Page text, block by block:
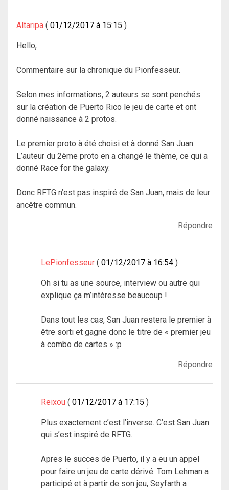
Altaripa 01/12/2017 à 15:15
Hello,
Commentaire sur la chronique du Pionfesseur.
Selon mes informations, 2 auteurs se sont penchés
sur la création de Puerto Rico le jeu de carte et ont
donné naissance à 2 protos.
Le premier proto à été choisi et à donné San Juan.
L’auteur du 2ème proto en a changé le thème, ce qui a
donné Race for the galaxy.
Donc RFTG n’est pas inspiré de San Juan, mais de leur
ancêtre commun.
Répondre
LePionfesseur 01/12/2017 à 16:54
Oh si tu as une source, interview ou autre qui
explique ça m’intéresse beaucoup !
Dans tout les cas, San Juan restera le premier à
être sorti et gagne donc le titre de « premier jeu
à combo de cartes » :p
Répondre
Reixou 01/12/2017 à 17:15
Plus exactement c’est l’inverse. C’est San Juan
qui s’est inspiré de RFTG.
Apres le succes de Puerto, il y a eu un appel
pour faire un jeu de carte dérivé. Tom Lehman a
participé et à partir de son jeu, Seyfarth a